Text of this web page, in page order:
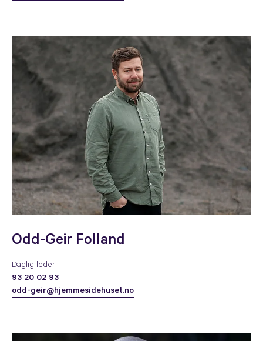
Odd-Geir Folland
Daglig leder
93 20 02 93
odd-geir@hjemmesidehuset.no